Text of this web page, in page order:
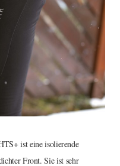
ist eine isolierende
Front. Sie ist sehr